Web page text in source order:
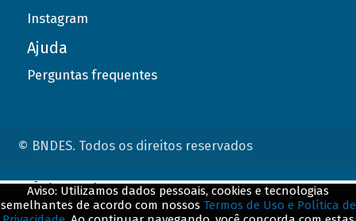
Instagram
Ajuda
Perguntas frequentes
© BNDES. Todos os direitos reservados
Aviso: Utilizamos dados pessoais, cookies e tecnologias
semelhantes de acordo com nossos Termos de Uso e Política de
ConteÃºdo complementar
${title}${badge}